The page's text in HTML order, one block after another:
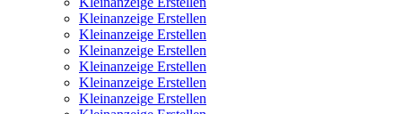
Kleinanzeige Erstellen
Kleinanzeige Erstellen
Kleinanzeige Erstellen
Kleinanzeige Erstellen
Kleinanzeige Erstellen
Kleinanzeige Erstellen